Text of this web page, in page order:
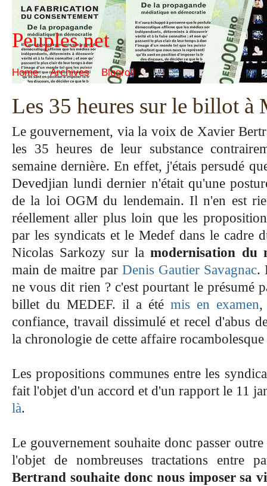
Peuples.net
Home Archives Blogroll
Les 35 heures sur le billot à
Le gouvernement, via la voix de Xavier
les 35 heures de leur substance
semaine dernière. En effet, j'étais persudé
Devedjian lundi dernier n'était qu'une
de la loi OGM du lendemain. Il n'en est
réellement aller plus loin que les
par les syndicats et le Medef dans le cadre
Nicolas Sarkozy sur lamodernisation du
main de maitre par Denis Gautier Savagnac.
ne vous dit rien ? c'est pourtant le présumé
billet du MEDEF. il a été mis en examen,
confiance, travail dissimulé et recel d'abus
la chronologie de cette affaire rocambolesque
Les propositions communes entre les
fait l'objet d'un accord et d'un rapport le 11
là.
Le gouvernement souhaite donc passer
l'objet de nombreuses tractations entre
Bertrand souhaite donc nous imposer sa